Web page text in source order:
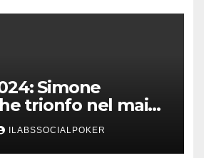
Simone
trionfo nel main
ILABSSOCIALPOKER